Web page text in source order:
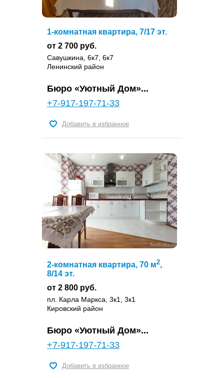
1-комнатная квартира, 7/17 эт.
от 2 700 руб.
Савушкина, 6к7, 6к7
Ленинский район
Бюро «Уютный Дом»...
+7-917-197-71-33
Добавить в избранное
2-комнатная квартира, 70 м2,
8/14 эт.
от 2 800 руб.
пл. Карла Маркса, 3к1, 3к1
Кировский район
Бюро «Уютный Дом»...
+7-917-197-71-33
Добавить в избранное